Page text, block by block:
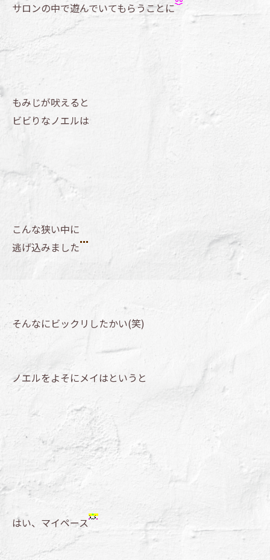
サロンの中で遊んでいてもらうことに
もみじが吠えると
ビビりなノエルは
こんな狭い中に
逃げ込みました
そんなにビックリしたかい(笑)
ノエルをよそにメイはというと
はい、マイペース